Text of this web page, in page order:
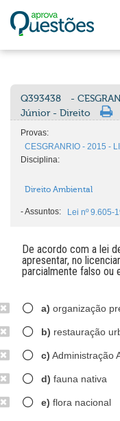
Q393438
-
Júnior - Direito
Provas:
CESGRANRIO - 2015 -
Disciplina:
Direito Ambiental
-Assuntos: Lei nº 9.605-
De acordo com a lei
apresentar, no
parcialmente falso ou
a) organização
b) restauração
c) Administração
d) fauna nativa
e) flora nacional